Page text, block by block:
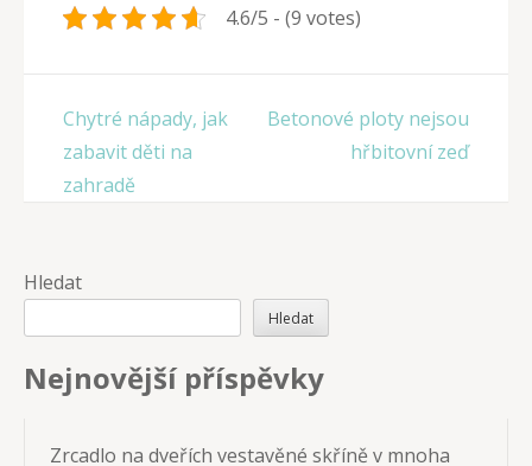
4.6/5 - (9 votes)
Navigace
pro
příspěvek
Chytré nápady, jak
zabavit děti na
zahradě
Betonové ploty nejsou
hřbitovní zeď
Hledat
Hledat
Nejnovější příspěvky
Zrcadlo na dveřích vestavěné skříně v mnoha